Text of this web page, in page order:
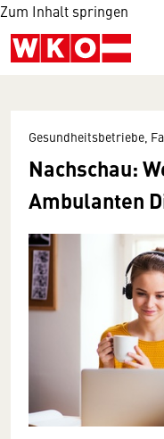
Zum Inhalt springen
Gesundheitsbetriebe,
Nachschau:
Ambulanten